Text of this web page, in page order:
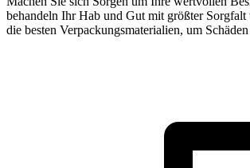
behandeln Ihr Hab und Gut mit größter
die besten Verpackungsmaterialien, um